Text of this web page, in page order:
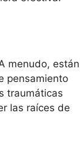
menudo, están
pensamiento
traumáticas
las raíces de